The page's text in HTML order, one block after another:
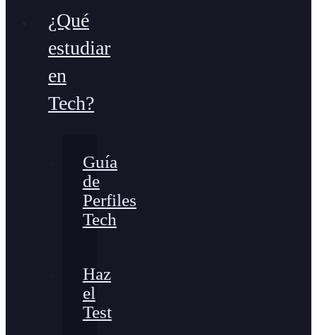
¿Qué
estudiar
en
Tech?
Guía
de
Perfiles
Tech
Haz
el
Test